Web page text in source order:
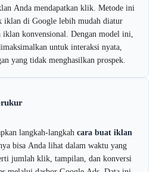
Anda mendapatkan klik. Metode ini
iklan di Google lebih mudah diatur
iklan konvensional. Dengan model ini,
untuk interaksi nyata,
yang tidak menghasilkan prospek.
langkah-langkah cara buat iklan
bisa Anda lihat dalam waktu yang
jumlah klik, tampilan, dan konversi